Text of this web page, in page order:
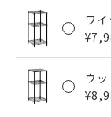
ワ
¥
ウ
¥